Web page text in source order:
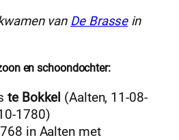
van De Brassein
en schoondochter:
te Bokkel (Aalten, 11-08-
1780)
in Aalten met